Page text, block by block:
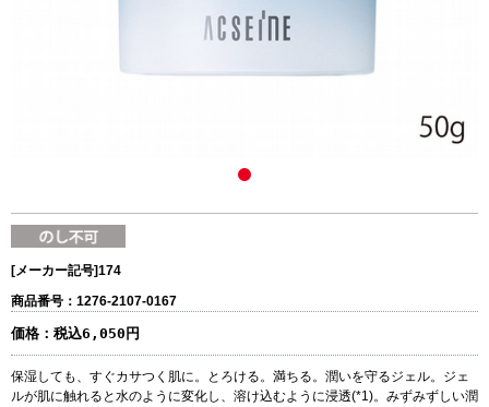
[メーカー記号]174
商品番号：1276-2107-0167
価格： 税込6,050円
保湿しても、すぐカサつく肌に。とろける。満ちる。潤いを守るジェル。ジェ
ルが肌に触れると水のように変化し、溶け込むように浸透(*1)。みずみずしい潤